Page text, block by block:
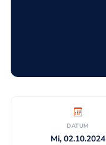
DATUM
Mi, 02.10.2024